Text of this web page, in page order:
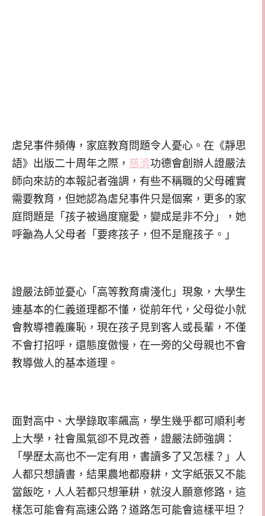
虐兒事件頻傳，家庭教育問題令人憂心。在《靜思
語》出版二十周年之際， 慈濟功德會創辦人證嚴法
師向來訪的本報記者強調，有些不稱職的父母確實
需要教育，但她認為虐兒事件只是個案，更多的家
庭問題是「孩子被過度寵愛，變成是非不分」，她
呼籲為人父母者「要疼孩子，但不是寵孩子。」
證嚴法師並憂心「高等教育膚淺化」現象，大學生
連基本的仁義道理都不懂，從前年代，父母從小就
會教導禮義廉恥，現在孩子見到客人或長輩，不僅
不會打招呼，還態度傲慢，在一旁的父母親也不會
教導做人的基本道理。
面對高中、大學錄取率飆高，學生幾乎都可順利考
上大學，社會風氣卻不見改善，證嚴法師強調：
「學歷太高也不一定有用，書讀多了又怎樣？」人
人都只想讀書，結果農地都廢耕，文字紙張又不能
當飯吃，人人若都只想筆耕，就沒人願意修路，這
樣怎可能會有高速公路？道路怎可能會這樣平坦？